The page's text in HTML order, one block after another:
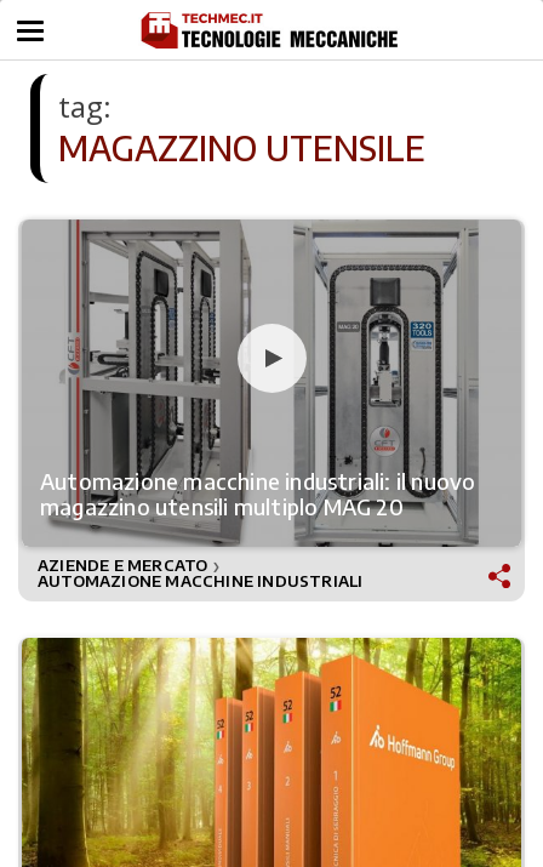
tag:
MAGAZZINO UTENSILE
Automazione macchine industriali: il nuovo
magazzino utensili multiplo MAG 20
AZIENDE E MERCATO ❯
AUTOMAZIONE MACCHINE INDUSTRIALI